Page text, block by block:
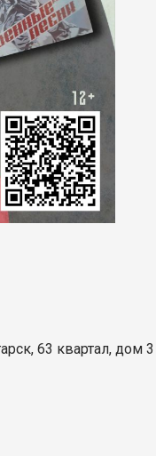
63 квартал, дом 3